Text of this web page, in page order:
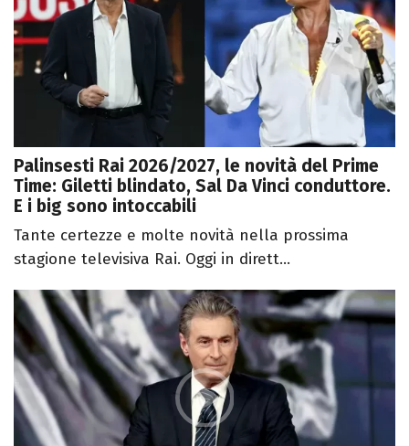
Palinsesti Rai 2026/2027, le novità del Prime
Time: Giletti blindato, Sal Da Vinci conduttore.
E i big sono intoccabili
Tante certezze e molte novità nella prossima
stagione televisiva Rai. Oggi in dirett...